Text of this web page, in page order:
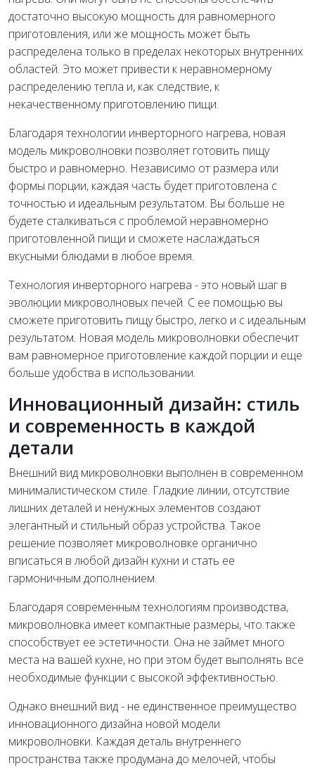
достаточно высокую мощность для равномерного
приготовления, или же мощность может быть
распределена только в пределах некоторых внутренних
областей. Это может привести к неравномерному
распределению тепла и, как следствие, к
некачественному приготовлению пищи.
Благодаря технологии инверторного нагрева, новая
модель микроволновки позволяет готовить пищу
быстро и равномерно. Независимо от размера или
формы порции, каждая часть будет приготовлена с
точностью и идеальным результатом. Вы больше не
будете сталкиваться с проблемой неравномерно
приготовленной пищи и сможете наслаждаться
вкусными блюдами в любое время.
Технология инверторного нагрева - это новый шаг в
эволюции микроволновых печей. С ее помощью вы
сможете приготовить пищу быстро, легко и с идеальным
результатом. Новая модель микроволновки обеспечит
вам равномерное приготовление каждой порции и еще
больше удобства в использовании.
Инновационный дизайн: стиль
и современность в каждой
детали
Внешний вид микроволновки выполнен в современном
минималистическом стиле. Гладкие линии, отсутствие
лишних деталей и ненужных элементов создают
элегантный и стильный образ устройства. Такое
решение позволяет микроволновке органично
вписаться в любой дизайн кухни и стать ее
гармоничным дополнением.
Благодаря современным технологиям производства,
микроволновка имеет компактные размеры, что также
способствует ее эстетичности. Она не займет много
места на вашей кухне, но при этом будет выполнять все
необходимые функции с высокой эффективностью.
Однако внешний вид - не единственное преимущество
инновационного дизайна новой модели
микроволновки. Каждая деталь внутреннего
пространства также продумана до мелочей, чтобы